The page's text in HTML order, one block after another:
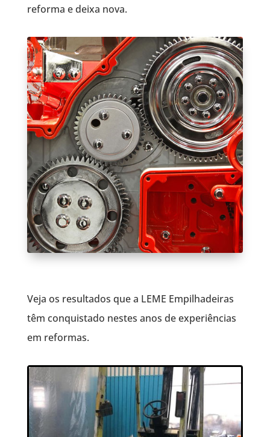
reforma e deixa nova.
Veja os resultados que a LEME Empilhadeiras
têm conquistado nestes anos de experiências
em reformas.